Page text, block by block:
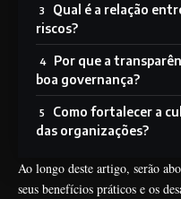
Qual é a relação
riscos?
Por que a
boa governança?
Como fortalecer a
das organizações?
Ao longo deste artigo, serão
seus benefícios práticos e os